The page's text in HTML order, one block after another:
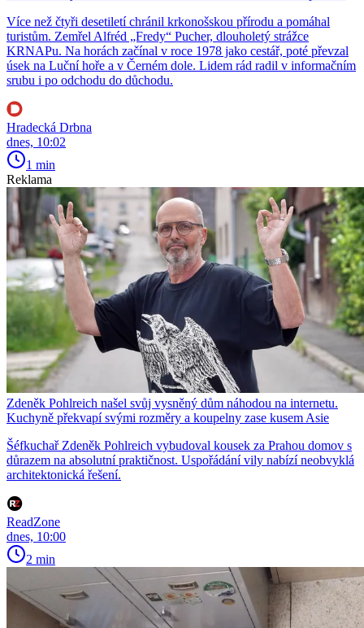
Více než čtyři desetiletí chránil krkonošskou přírodu a pomáhal
turistům. Zemřel Alfréd „Fredy“ Pucher, dlouholetý strážce
KRNAPu. Na horách začínal v roce 1978 jako cestář, poté převzal
úsek na Luční hoře a v Černém dole. Lidem rád radil v informačním
srubu i po odchodu do důchodu.
Hradecká Drbna
dnes, 10:02
1 min
Reklama
Zdeněk Pohlreich našel svůj vysněný dům náhodou na internetu.
Kuchyně překvapí svými rozměry a koupelny zase kusem Asie
Šéfkuchař Zdeněk Pohlreich vybudoval kousek za Prahou domov s
důrazem na absolutní praktičnost. Uspořádání vily nabízí neobvyklá
architektonická řešení.
ReadZone
dnes, 10:00
2 min